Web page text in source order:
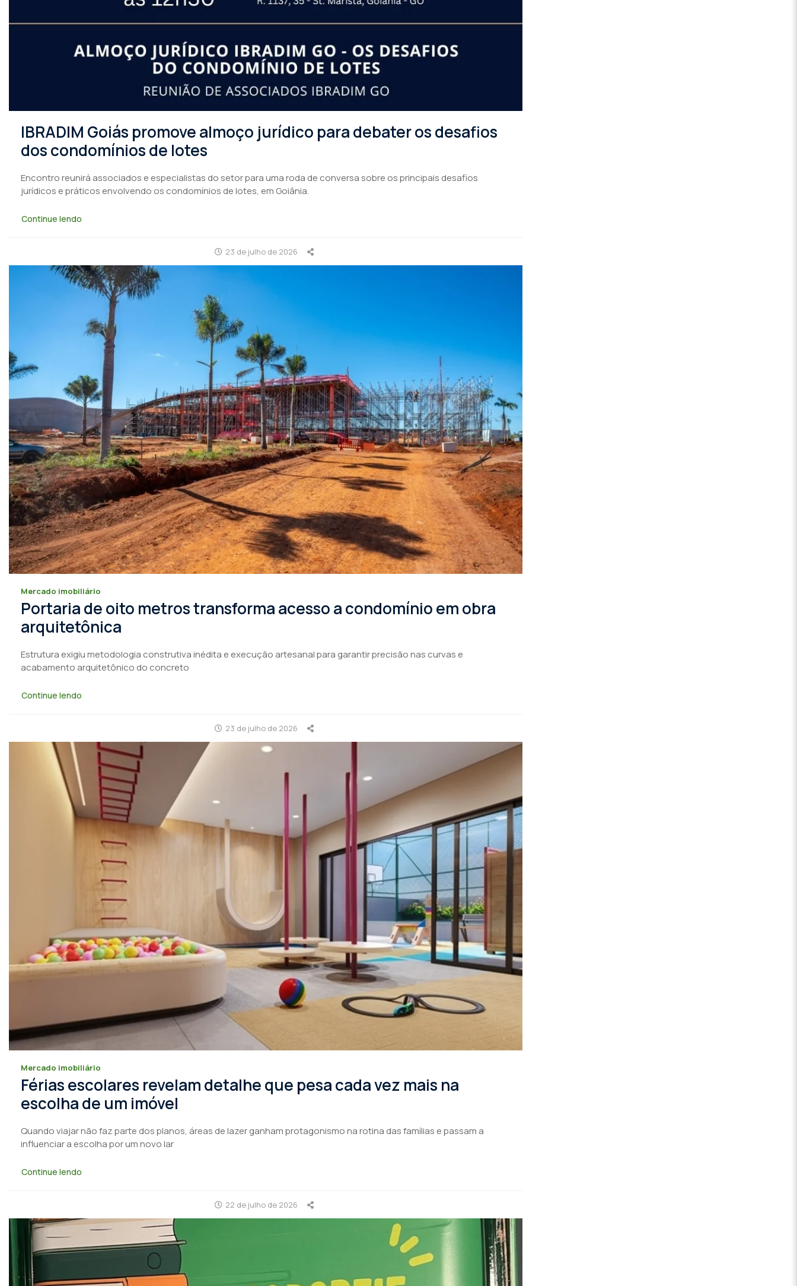
IBRADIM Goiás promove almoço jurídico para debater os desafios
dos condomínios de lotes
Encontro reunirá associados e especialistas do setor para uma roda de conversa sobre os principais desafios
jurídicos e práticos envolvendo os condomínios de lotes, em Goiânia.
Continue lendo
23 de julho de 2026
Mercado imobiliário
Portaria de oito metros transforma acesso a condomínio em obra
arquitetônica
Estrutura exigiu metodologia construtiva inédita e execução artesanal para garantir precisão nas curvas e
acabamento arquitetônico do concreto
Continue lendo
23 de julho de 2026
Mercado imobiliário
Férias escolares revelam detalhe que pesa cada vez mais na
escolha de um imóvel
Quando viajar não faz parte dos planos, áreas de lazer ganham protagonismo na rotina das famílias e passam a
influenciar a escolha por um novo lar
Continue lendo
22 de julho de 2026